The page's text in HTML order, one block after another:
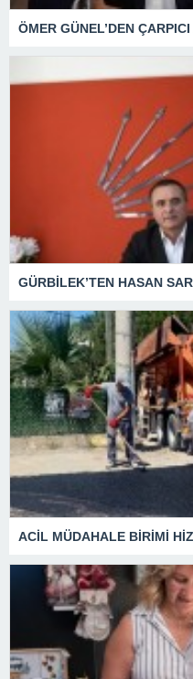
ÖMER GÜNEL’DEN
GÜRBİLEK’TEN HASAN
ACİL MÜDAHALE BİRİMİ